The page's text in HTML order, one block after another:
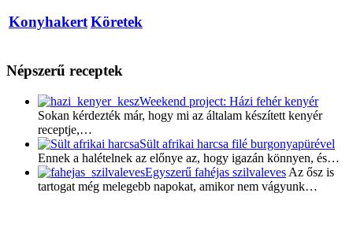
KonyhakertKöretek
Népszerű receptek
Weekend project: Házi fehér kenyér
Sokan kérdezték már, hogy mi az általam készített kenyér
receptje,…
Sült afrikai harcsa filé burgonyapürével
Ennek a halételnek az előnye az, hogy igazán könnyen, és…
Egyszerű fahéjas szilvaleves Az ősz is
tartogat még melegebb napokat, amikor nem vágyunk…